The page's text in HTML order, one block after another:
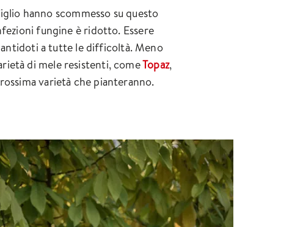
hanno scommesso su questo
fungine è ridotto. Essere
a tutte le difficoltà. Meno
di mele resistenti, comeTopaz,
varietà che pianteranno.